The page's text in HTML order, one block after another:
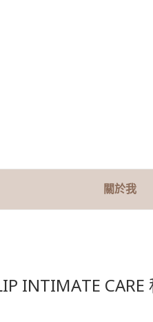
關於我
INTIMATE